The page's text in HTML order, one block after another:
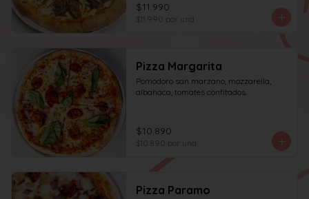
$11.990
$11.990 por und
Pizza Margarita
Pomodoro san marzano, mozzarella,
albahaca, tomates confitados.
$10.890
$10.890 por und
Pizza Paramo